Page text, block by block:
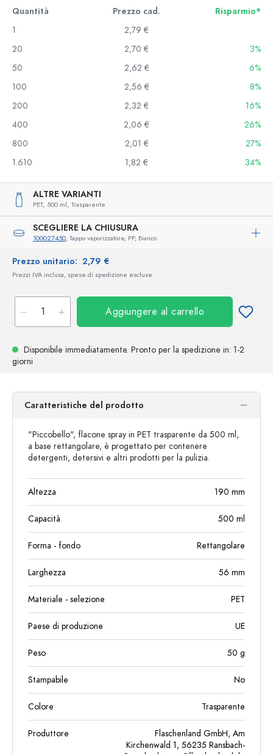
Quantità Prezzo cad.
Risparmio*
1
2,79 €
20
2,70 €
3%
50
2,62 €
6%
100
2,56 €
8%
200
2,32 €
16%
400
2,06 €
26%
800
2,01 €
27%
1.610
1,82 € 34%
ALTRE VARIANTI
PET, 500 ml, Trasparente
SCEGLIERE LA CHIUSURA
100027450, Tappo vaporizzatore, PP, Bianco
Prezzo unitario: 2,79 €
Prezzi IVA inclusa, spese di spedizione escluse
Aggiungere al carrello
Disponibile immediatamente. Pronto per la spedizione in: 1-2
giorni
Caratteristiche del prodotto
"Piccobello", flacone spray in PET trasparente da 500 ml,
a base rettangolare, è progettato per contenere
detergenti, detersivi e altri prodotti per la pulizia.
Altezza 190 mm
Capacità 500 ml
Forma - fondo Rettangolare
Larghezza 56 mm
Materiale - selezione PET
Paese di produzione UE
Peso 50 g
Stampabile No
Colore Trasparente
Produttore
Flaschenland GmbH, Am
Kirchenwald 1, 56235 Ransbach-